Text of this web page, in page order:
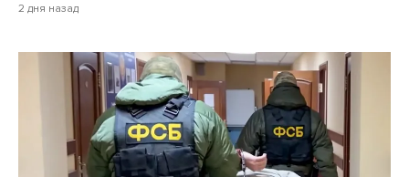
2 дня назад